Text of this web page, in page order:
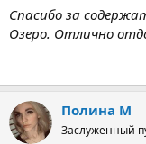
Спасибо за
Озеро. Отлично
Полина М
Заслуженный